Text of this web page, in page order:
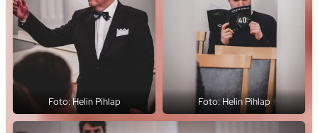
Foto: Helin Pihlap Foto: Helin Pihlap